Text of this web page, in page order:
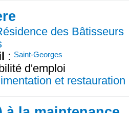
des Bâtisseurs
: Saint-Georges
d'emploi
et restauration